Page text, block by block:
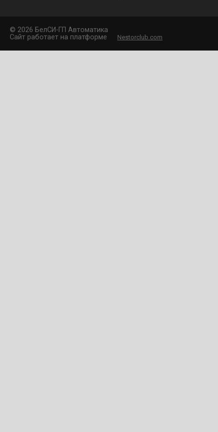
© 2026 БелCИ-ГП Автоматика
Сайт работает на платформе
Nestorclub.com